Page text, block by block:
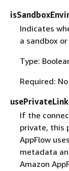
Indicates
a sandbox
Type:
Required: No
If the
private, this
AppFlow
metadata
Amazon